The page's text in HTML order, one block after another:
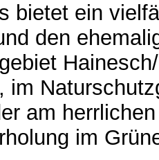
bietet ein
den
im
am
im